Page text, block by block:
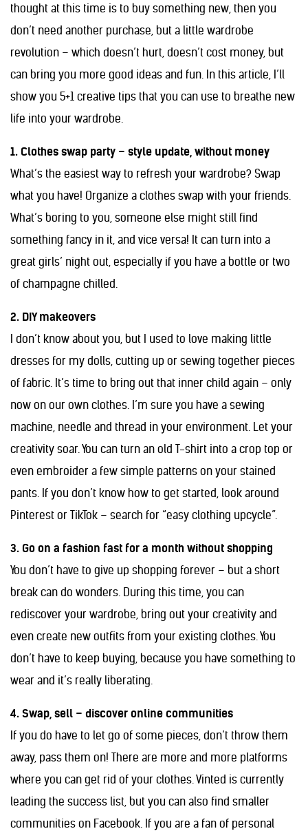
thought at this time is to buy something new, then you
don’t need another purchase, but a little wardrobe
revolution – which doesn’t hurt, doesn’t cost money, but
can bring you more good ideas and fun. In this article, I’ll
show you 5+1 creative tips that you can use to breathe new
life into your wardrobe.
1. Clothes swap party – style update, without money
What’s the easiest way to refresh your wardrobe? Swap
what you have! Organize a clothes swap with your friends.
What’s boring to you, someone else might still find
something fancy in it, and vice versa! It can turn into a
great girls’ night out, especially if you have a bottle or two
of champagne chilled.
2. DIY makeovers
I don’t know about you, but I used to love making little
dresses for my dolls, cutting up or sewing together pieces
of fabric. It’s time to bring out that inner child again – only
now on our own clothes. I’m sure you have a sewing
machine, needle and thread in your environment. Let your
creativity soar. You can turn an old T-shirt into a crop top or
even embroider a few simple patterns on your stained
pants. If you don’t know how to get started, look around
Pinterest or TikTok – search for “easy clothing upcycle”.
3. Go on a fashion fast for a month without shopping
You don’t have to give up shopping forever – but a short
break can do wonders. During this time, you can
rediscover your wardrobe, bring out your creativity and
even create new outfits from your existing clothes. You
don’t have to keep buying, because you have something to
wear and it’s really liberating.
4. Swap, sell – discover online communities
If you do have to let go of some pieces, don’t throw them
away, pass them on! There are more and more platforms
where you can get rid of your clothes. Vinted is currently
leading the success list, but you can also find smaller
communities on Facebook. If you are a fan of personal